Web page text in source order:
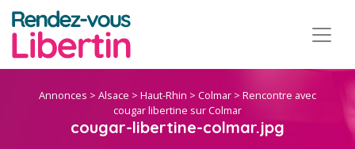
Annonces > Alsace > Haut-Rhin > Colmar > Rencontre avec
cougar libertine sur Colmar
cougar-libertine-colmar.jpg